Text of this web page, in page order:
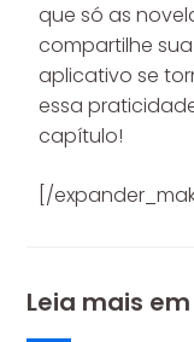
que só as
compartilhe
aplicativo se
essa
capítulo!
[/
Leia mais em